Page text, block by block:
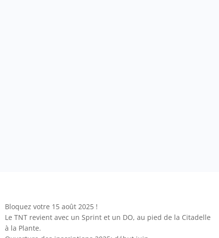
Bloquez votre 15 août 2025 !
Le TNT revient avec un Sprint et un DO, au pied de la Citadelle
à la Plante.